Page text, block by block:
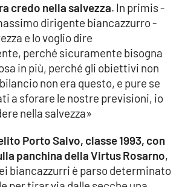
Grippo
credo nella salvezza. In primis -
dirigente biancazzurro -
e lo voglio dire
perché sicuramente bisogna
in più, perché gli obiettivi non
non era questo, e pure se
a sforare le nostre previsioni, io
nella salvezza»
Porto Salvo, classe 1993, con
panchina della Virtus Rosarno,
biancazzurri è parso determinato